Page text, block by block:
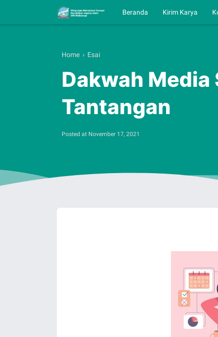
Beranda Kirim Karya
Home › Esai
Dakwah Media
Tantangan
Posted at November 17, 2021